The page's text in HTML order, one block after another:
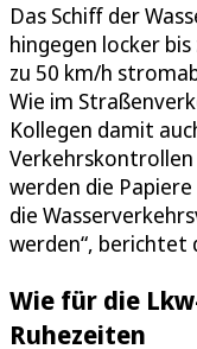
Das Schiff der
hingegen locker
zu 50 km/h
Wie im
Kollegen damit
Verkehrskontrollen
werden die
die
werden“, berichtet
Wie für die
Ruhezeiten